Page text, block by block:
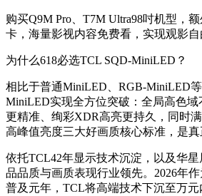
购买Q9M Pro、T7M Ultra98吋机型，
卡，海量影视内容免费看，实现观影自
为什么618必选TCL SQD-MiniLED？
相比于普通MiniLED、RGB-MiniLED
MiniLED实现全方位突破：全局高色
更精准、绚彩XDR高亮更持久，同时满
高峰值亮度三大好画质核心标准，是真
依托TCL42年显示技术沉淀，以及华
品品质与画质表现行业领先。2026年
普及元年，TCL将高端技术下沉至万元